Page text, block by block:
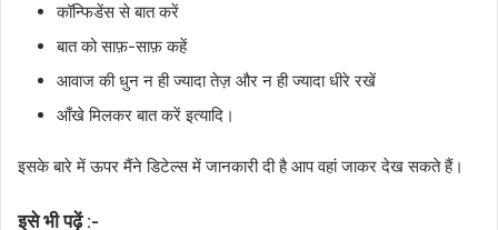
कॉन्फिडेंस से बात करें
बात को साफ़-साफ़ कहें
आवाज की धुन न ही ज्यादा तेज़ और न ही ज्यादा धीरे रखें
आँखे मिलकर बात करें इत्यादि।
इसके बारे में ऊपर मैंने डिटेल्स में जानकारी दी है आप वहां जाकर देख सकते हैं।
इसे भी पढ़ें :-